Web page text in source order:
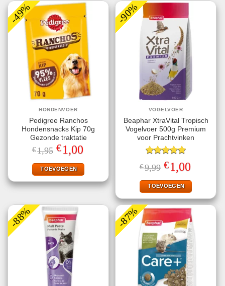
-49%
HONDENVOER
Pedigree Ranchos
Hondensnacks Kip 70g
Gezonde traktatie
€1,95 Oorspronkelijke
prijs
was:
€1,95.
€1,00
is:
€1,00.
TOEVOEGEN
-90%
VOGELVOER
Beaphar XtraVital Tropisch
Vogelvoer 500g Premium
voor Prachtvinken
Gewaardeerd
5.00uit 5
€9,99 Oorspronkelijke
prijs
was:
€9,99.
€1,00
is:
€1,00.
TOEVOEGEN
-88% -87%